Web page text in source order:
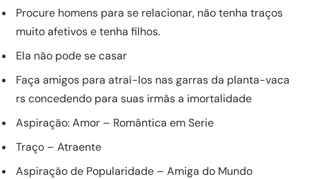
Procure homens para se relacionar, não tenha traços
muito afetivos e tenha filhos.
Ela não pode se casar
Faça amigos para atraí-los nas garras da planta-vaca
rs concedendo para suas irmãs a imortalidade
Aspiração: Amor – Romântica em Serie
Traço – Atraente
Aspiração de Popularidade – Amiga do Mundo